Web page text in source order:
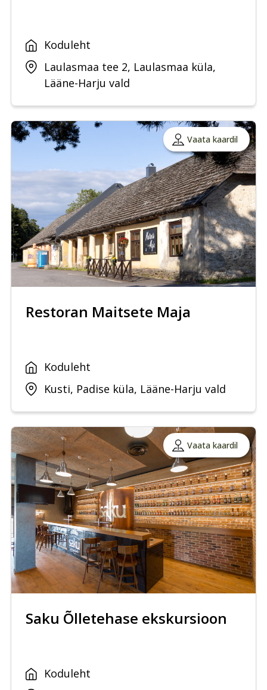
Koduleht
Laulasmaa tee 2, Laulasmaa küla,
Lääne-Harju vald
Vaata kaardil
Restoran Maitsete Maja
Koduleht
Kusti, Padise küla, Lääne-Harju vald
Vaata kaardil
Saku Õlletehase ekskursioon
Koduleht